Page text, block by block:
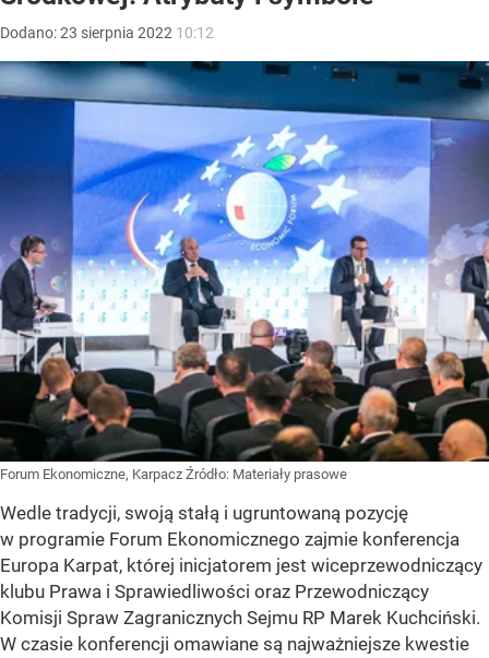
Dodano:23 sierpnia 2022 10:12
Forum Ekonomiczne, Karpacz Źródło: Materiały prasowe
Wedle tradycji, swoją stałą i ugruntowaną pozycję
w programie Forum Ekonomicznego zajmie konferencja
Europa Karpat, której inicjatorem jest wiceprzewodniczący
klubu Prawa i Sprawiedliwości oraz Przewodniczący
Komisji Spraw Zagranicznych Sejmu RP Marek Kuchciński.
W czasie konferencji omawiane są najważniejsze kwestie